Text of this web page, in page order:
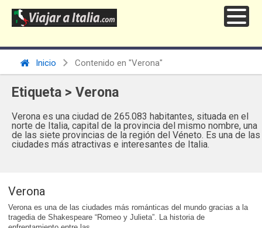
Inicio Contenido en "Verona"
Etiqueta > Verona
Verona es una ciudad de 265.083 habitantes, situada en el
norte de Italia, capital de la provincia del mismo nombre, una
de las siete provincias de la región del Véneto. Es una de las
ciudades más atractivas e interesantes de Italia.
Verona
Verona es una de las ciudades más románticas del mundo gracias a la
tragedia de Shakespeare “Romeo y Julieta”. La historia de